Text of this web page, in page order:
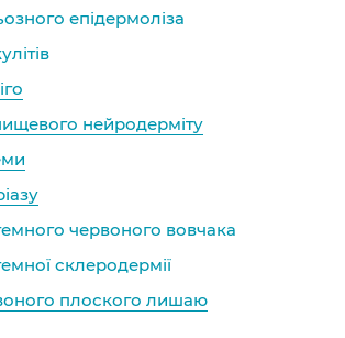
епідермоліза
нейродерміту
червоного вовчака
склеродермії
плоского лишаю